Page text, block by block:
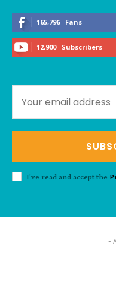
165,796 Fans
12,900 Subscribers
I've read and accept the
-